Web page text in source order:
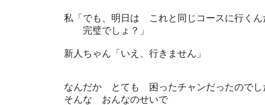
私「でも、明日は これと同じコースに行くん
完璧でしょ？」
新人ちゃん「いえ、行きません」
なんだか とても 困ったチャンだったのでし
そんな おんなのせいで